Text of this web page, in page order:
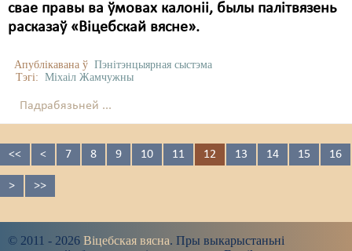
свае правы ва ўмовах калоніі, былы палітвязень
расказаў «Віцебскай вясне».
Апублікавана ў Пэнітэнцыярная сыстэма
Тэгі: Міхаіл Жамчужны
Падрабязьней ...
<< < 7 8 9 10 11 12 13 14 15 16
> >>
© 2011 - 2026 Віцебская вясна. Пры выкарыстаньні